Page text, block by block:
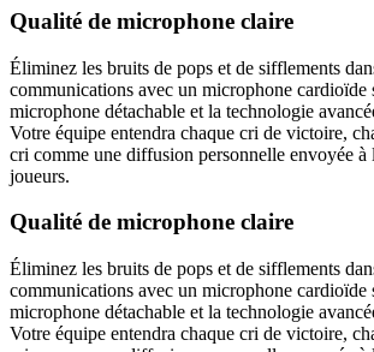
Qualité de microphone claire
Éliminez les bruits de pops et de sifflements
communications avec un microphone cardioïde
microphone détachable et la technologie
Votre équipe entendra chaque cri de victoire,
cri comme une diffusion personnelle envoyée à
joueurs.
Qualité de microphone claire
Éliminez les bruits de pops et de sifflements
communications avec un microphone cardioïde
microphone détachable et la technologie
Votre équipe entendra chaque cri de victoire,